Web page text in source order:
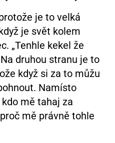
je to velká
je svět kolem
„Tenhle kekel že
druhou stranu je to
když si za to můžu
Namísto
mě tahaj za
mě právně tohle